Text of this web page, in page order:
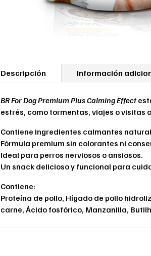
Descripción Información
BR For Dog Premium Plus Calming Effect
estrés, como tormentas, viajes o visitas
Contiene ingredientes calmantes
Fórmula premium sin colorantes ni
Ideal para perros nerviosos o ansiosos.
Un snack delicioso y funcional para
Contiene:
Proteína de pollo, Hígado de pollo
carne, Ácido fosfórico, Manzanilla,